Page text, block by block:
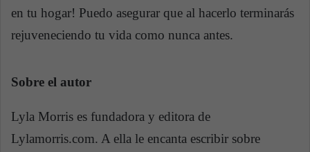
en tu hogar! Puedo asegurar que al hacerlo terminarás
rejuveneciendo tu vida como nunca antes.
Sobre el autor
Lyla Morris es fundadora y editora de
Lylamorris.com. A ella le encanta escribir sobre